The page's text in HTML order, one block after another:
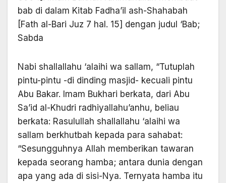
bab di dalam Kitab Fadha’il ash-Shahabah
[Fath al-Bari Juz 7 hal. 15] dengan judul ‘Bab;
Sabda
Nabi shallallahu ‘alaihi wa sallam, “Tutuplah
pintu-pintu -di dinding masjid- kecuali pintu
Abu Bakar. Imam Bukhari berkata, dari Abu
Sa’id al-Khudri radhiyallahu’anhu, beliau
berkata: Rasulullah shallallahu ‘alaihi wa
sallam berkhutbah kepada para sahabat:
“Sesungguhnya Allah memberikan tawaran
kepada seorang hamba; antara dunia dengan
apa yang ada di sisi-Nya. Ternyata hamba itu